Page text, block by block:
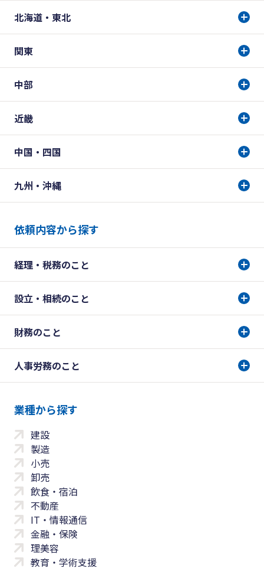
北海道・東北
関東
中部
近畿
中国・四国
九州・沖縄
依頼内容から探す
経理・税務のこと
設立・相続のこと
財務のこと
人事労務のこと
業種から探す
建設
製造
小売
卸売
飲食・宿泊
不動産
IT・情報通信
金融・保険
理美容
教育・学術支援